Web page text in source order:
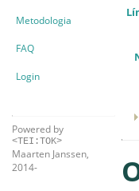
Metodologia
FAQ
Login
Powered by
<TEI:TOK>
Maarten Janssen,
2014-